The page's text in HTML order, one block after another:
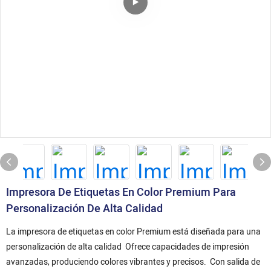
Impresora De Etiquetas En Color Premium Para
Personalización De Alta Calidad
La impresora de etiquetas en color Premium está diseñada para una
personalización de alta calidad Ofrece capacidades de impresión
avanzadas, produciendo colores vibrantes y precisos. Con salida de